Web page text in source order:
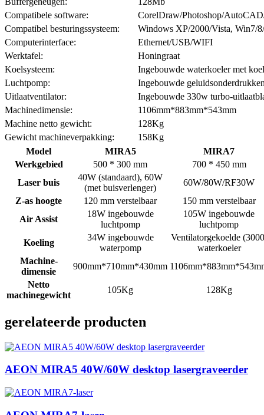
Compatibele software:
CorelDraw/Photoshop/
Compatibel besturingssysteem:
Windows XP/2000/Vista, Win7/
Computerinterface:
Ethernet/USB/WIFI
Werktafel:
Honingraat
Koelsysteem:
Ingebouwde waterkoeler met
Luchtpomp:
Ingebouwde
Uitlaatventilator:
Ingebouwde 330w turbo-
Machinedimensie:
1106mm*883mm*543mm
Machine netto gewicht:
128Kg
Gewicht machineverpakking:
158Kg
Model
MIRA5
MIRA7
Werkgebied
500 * 300 mm
700 * 450 mm
Laser buis
40W (standaard), 60W
(met buisverlenger)
60W/80W/RF30W
Z-as hoogte
120 mm verstelbaar
150 mm verstelbaar
Air Assist
18W ingebouwde
luchtpomp
105W ingebouwde
luchtpomp
Koeling
34W ingebouwde
waterpomp
Ventilatorgekoelde
waterkoeler
Machine-
dimensie
900mm*710mm*430mm
Netto
machinegewicht
105Kg 128Kg
gerelateerde producten
AEON MIRA5 40W/60W desktop lasergraveerder